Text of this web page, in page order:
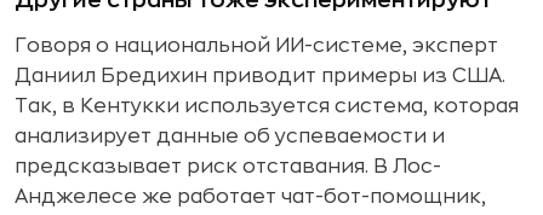
Говоря о национальной ИИ-системе, эксперт
Даниил Бредихин приводит примеры из США.
Так, в Кентукки используется система, которая
анализирует данные об успеваемости и
предсказывает риск отставания. В Лос-
Анджелесе же работает чат-бот-помощник,